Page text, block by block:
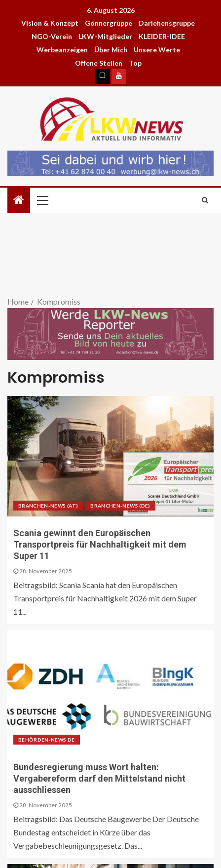
6. August 2026
Vision & Konzept
Gönnergruppe
Darlehensgruppe
NGO-Verein
LKW-Mitglieder
KLEIDER-IDEE
Werbeanzeigen
Über Mich
Unsere Werte
Offene Stellen
Top
Home Kompromiss
Kompromiss
BRANCHEN-NEWS (AT) BRANCHEN-NEWS (DE)
Scania gewinnt den Europäischen
Transportpreis für Nachhaltigkeit mit dem
Super 11
28. November 2025
Beitragsbild: Scania Scania hat den Europäischen
Transportpreis für Nachhaltigkeit 2026 mit dem Super
11...
BEHÖRDEN-NEWS DE
Bundesregierung muss Wort halten:
Vergabereform darf den Mittelstand nicht
ausschliessen
28. November 2025
Beitragsbild: Das Deutsche Baugewerbe Der Deutsche
Bundestag entscheidet in Kürze über das
Vergabebeschleunigungsgesetz. Das...